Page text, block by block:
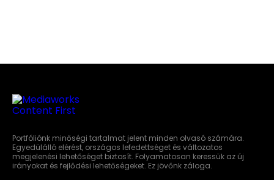
Portfóliónk minőségi tartalmat jelent minden olvasó számára.
Egyedülálló elérést, országos lefedettséget és változatos
megjelenési lehetőséget biztosít. Folyamatosan keressük az új
irányokat és fejlődési lehetőségeket. Ez jövőnk záloga.